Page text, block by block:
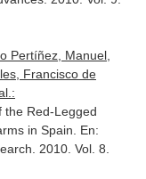
Pertíñez, Manuel,
Francisco de
the Red-Legged
in Spain. En:
. 2010. Vol. 8.